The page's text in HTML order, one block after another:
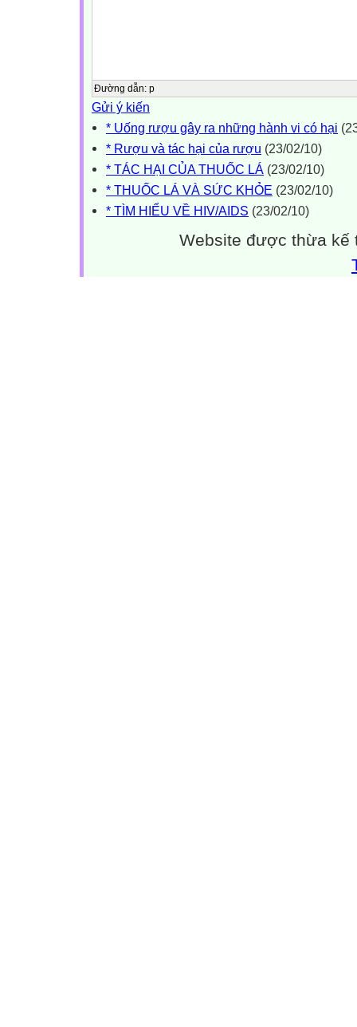
Đường dẫn: p
Gửi ý kiến
* Uống rượu gây ra những hành vi có hại
* Rượu và tác hại của rượu (23/02/10)
* TÁC HẠI CỦA THUỐC LÁ (23/02/10)
* THUỐC LÁ VÀ SỨC KHỎE (23/02/10)
* TÌM HIỂU VỀ HIV/AIDS (23/02/10)
Website được thừa